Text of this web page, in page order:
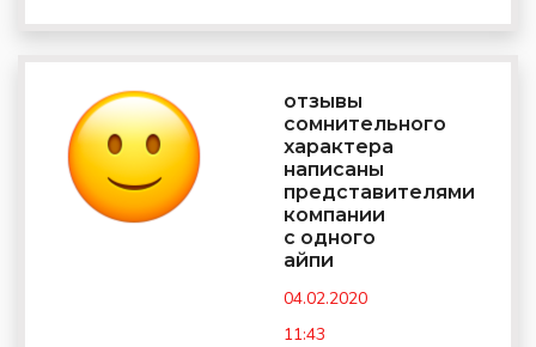
отзывы
сомнительного
характера
написаны
представителями
компании
с одного
айпи
04.02.2020
11:43